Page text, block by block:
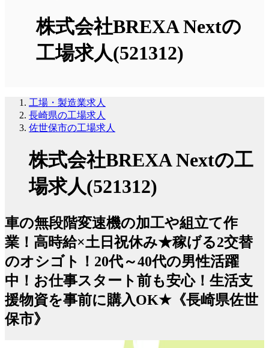
株式会社BREXA Nextの
工場求人(521312)
工場・製造業求人
長崎県の工場求人
佐世保市の工場求人
株式会社BREXA Nextの工
場求人(521312)
車の無段階変速機の加工や組立て作
業！高時給×土日祝休み★稼げる2交替
のオシゴト！20代～40代の男性活躍
中！お仕事スタート前も安心！生活支
援物資を事前に購入OK★《長崎県佐世
保市》